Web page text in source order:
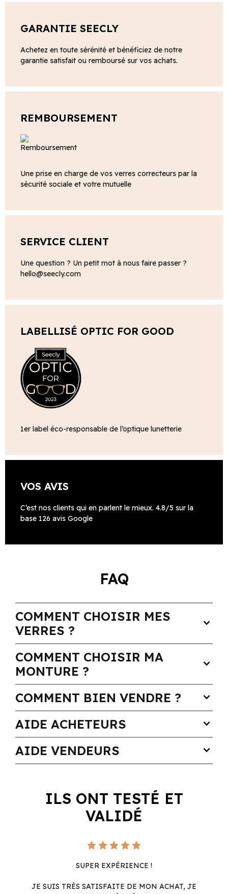
GARANTIE SEECLY
Achetez en toute sérénité et bénéficiez de notre
garantie satisfait ou remboursé sur vos achats.
REMBOURSEMENT
Une prise en charge de vos verres correcteurs par la
sécurité sociale et votre mutuelle
SERVICE CLIENT
Une question ? Un petit mot à nous faire passer ?
hello@seecly.com
LABELLISÉ OPTIC FOR GOOD
1er label éco-responsable de l’optique lunetterie
VOS AVIS
C’est nos clients qui en parlent le mieux. 4.8/5 sur la
base 126 avis Google
FAQ
COMMENT CHOISIR MES
VERRES ?
expand_more
COMMENT CHOISIR MA
MONTURE ?
expand_more
COMMENT BIEN VENDRE ? expand_more
AIDE ACHETEURS expand_more
AIDE VENDEURS expand_more
ILS ONT TESTÉ ET
VALIDÉ
SUPER EXPÉRIENCE !
JE SUIS TRÈS SATISFAITE DE MON ACHAT, JE